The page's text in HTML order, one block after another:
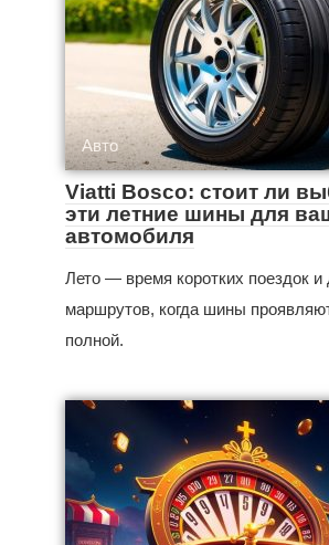
Авто
Viatti Bosco: стоит ли
эти летние шины для
автомобиля
Лето — время коротких поездок и
маршрутов, когда шины
полной.